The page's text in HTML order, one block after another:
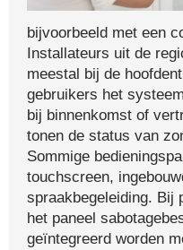
bijvoorbeeld met een
Installateurs uit de
meestal bij de
gebruikers het
bij binnenkomst of
tonen de status van
Sommige
touchscreen,
spraakbegeleiding. Bij
het paneel
geïntegreerd worden